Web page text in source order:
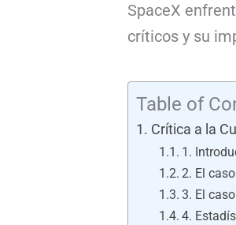
SpaceX
críticos y su
Table of
Crítica a la
1.
2. El
3. El
4.